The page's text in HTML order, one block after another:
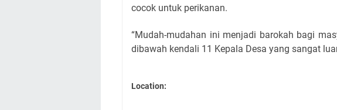
cocok untuk perikanan.
“Mudah-mudahan ini menjadi barokah bagi
dibawah kendali 11 Kepala Desa yang sangat
Location: